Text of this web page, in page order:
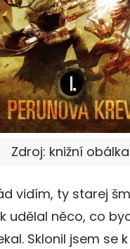
Zdroj: knižní
vidím, ty starej
udělal něco, co
Sklonil jsem se